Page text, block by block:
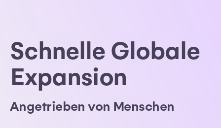
Schnelle Globale
Expansion
Angetrieben von Menschen